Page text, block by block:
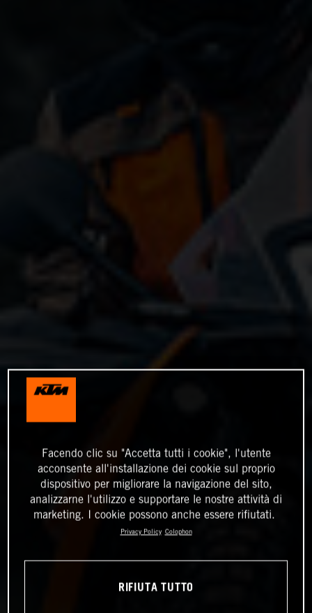
Facendo clic su "Accetta tutti i cookie", l'utente
acconsente all'installazione dei cookie sul proprio
dispositivo per migliorare la navigazione del sito,
analizzarne l'utilizzo e supportare le nostre attività di
marketing. I cookie possono anche essere rifiutati.
Privacy Policy Colophon
RIFIUTA TUTTO